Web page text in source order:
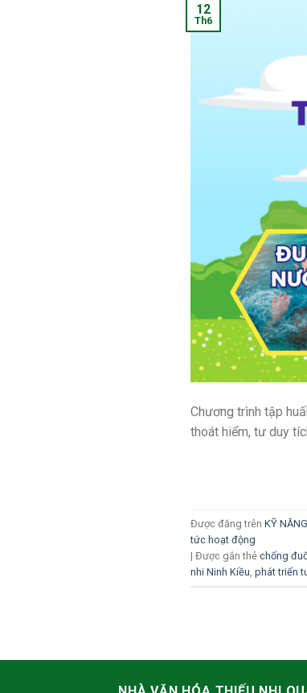
12
Th6
Chương trình tập
thoát hiểm, tư duy
Được đăng trên KỸ
tức hoạt động
| Được gắn thẻ chống
nhi Ninh Kiều phát triển